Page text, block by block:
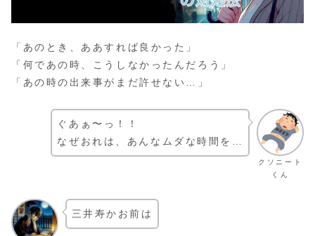
「あのとき、ああすれば良かった」
「何であの時、こうしなかったんだろう」
「あの時の出来事がまだ許せない…」
クソニート
くん
ぐあぁ〜っ！！
なぜおれは、あんなムダな時間を…
三井寿かお前は